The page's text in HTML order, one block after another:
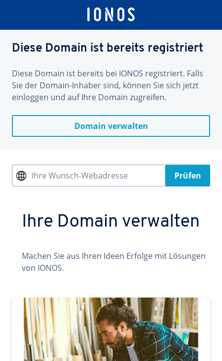
Diese Domain ist bereits registriert
Diese Domain ist bereits bei IONOS registriert. Falls
Sie der Domain-Inhaber sind, können Sie sich jetzt
einloggen und auf Ihre Domain zugreifen.
Domain verwalten
Ihre Wunsch-Webadresse Prüfen
Ihre Domain verwalten
Machen Sie aus Ihren Ideen Erfolge mit Lösungen
von IONOS.